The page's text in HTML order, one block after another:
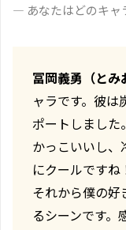
― あなたはどのキャ
冨岡義勇（とみ
ャラです。彼
ポートしました
かっこいいし、
にクールですね
それから僕の好
るシーンです。